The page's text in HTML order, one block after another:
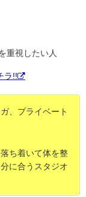
重視したい人
ラ!!
、プライベート
ち着いて体を整
に合うスタジオ